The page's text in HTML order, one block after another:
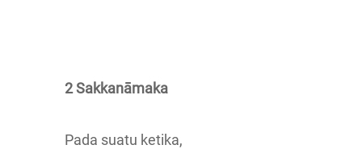
2 Sakkanāmaka
Pada suatu ketika,